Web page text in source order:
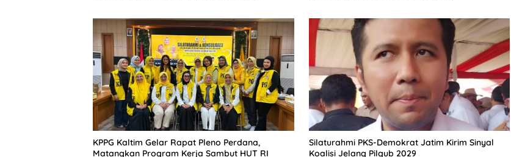
KPPG Kaltim Gelar Rapat Pleno Perdana,
Matangkan Program Kerja Sambut HUT RI
Silaturahmi PKS-Demokrat Jatim Kirim Sinyal
Koalisi Jelang Pilgub 2029